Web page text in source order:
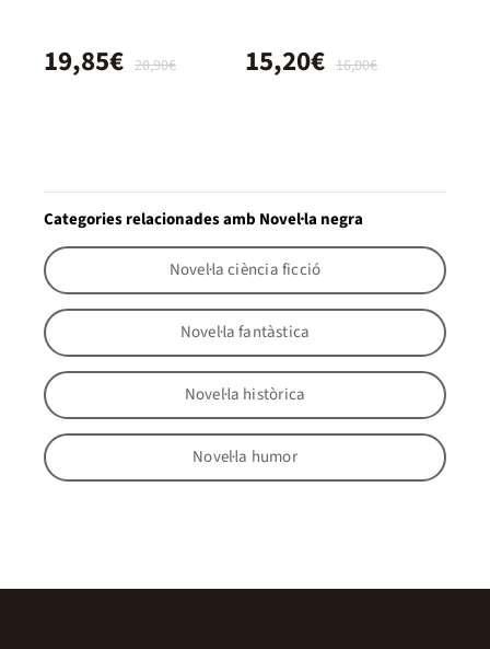
20,90€
19,85€ 16,00€
15,20€
Categories relacionades amb Novel·la negra
Novel·la ciència ficció
Novel·la fantàstica
Novel·la històrica
Novel·la humor